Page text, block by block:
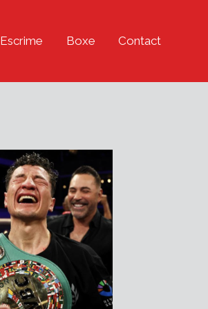
Escrime Boxe Contact